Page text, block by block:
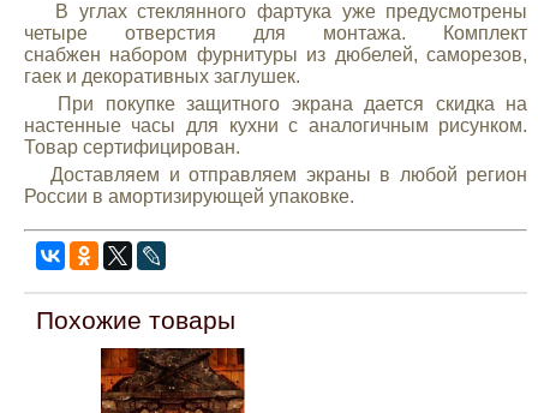
В углах стеклянного фартука уже предусмотрены
четыре отверстия для монтажа. Комплект
снабжен набором фурнитуры из дюбелей, саморезов,
гаек и декоративных заглушек.
При покупке защитного экрана дается скидка на
настенные часы для кухни с аналогичным рисунком.
Товар сертифицирован.
Доставляем и отправляем экраны в любой регион
России в амортизирующей упаковке.
Похожие товары
Дополнительные товары